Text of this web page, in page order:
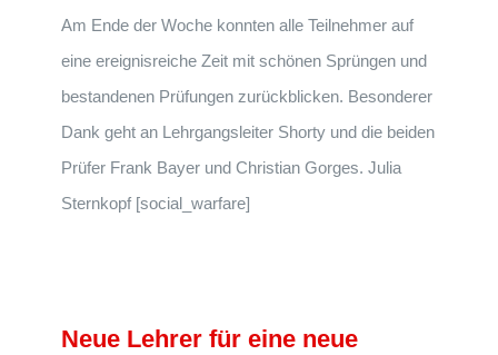
Am Ende der Woche konnten alle Teilnehmer auf
eine ereignisreiche Zeit mit schönen Sprüngen und
bestandenen Prüfungen zurückblicken. Besonderer
Dank geht an Lehrgangsleiter Shorty und die beiden
Prüfer Frank Bayer und Christian Gorges. Julia
Sternkopf [social_warfare]
Neue Lehrer für eine neue